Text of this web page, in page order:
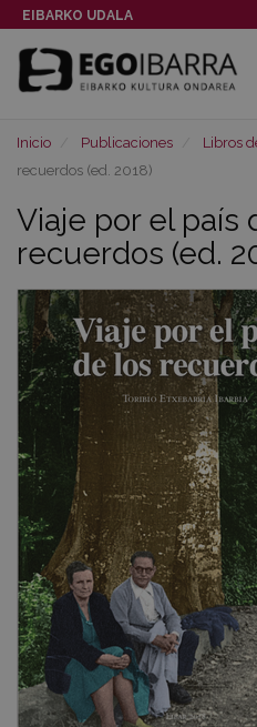
EIBARKO UDALA
Inicio Publicaciones Libros
recuerdos (ed. 2018)
Viaje por el país
recuerdos (ed.